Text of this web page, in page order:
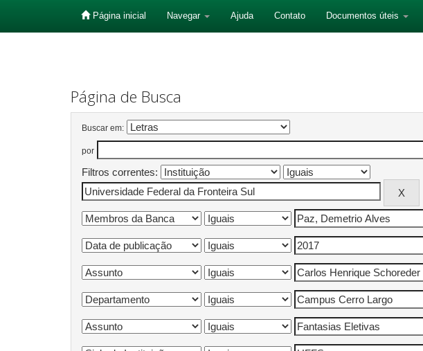
Página inicial Navegar Ajuda Contato Documentos úteis
Página de Busca
Buscar em:
por
Filtros correntes: